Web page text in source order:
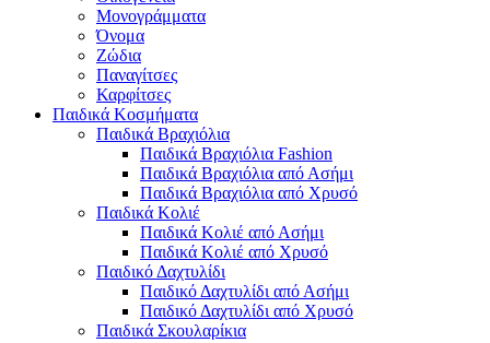
Μονογράμματα
Όνομα
Ζώδια
Παναγίτσες
Καρφίτσες
Παιδικά Κοσμήματα
Παιδικά Βραχιόλια
Παιδικά Βραχιόλια Fashion
Παιδικά Βραχιόλια από Ασήμι
Παιδικά Βραχιόλια από Χρυσό
Παιδικά Κολιέ
Παιδικά Κολιέ από Ασήμι
Παιδικά Κολιέ από Χρυσό
Παιδικό Δαχτυλίδι
Παιδικό Δαχτυλίδι από Ασήμι
Παιδικό Δαχτυλίδι από Χρυσό
Παιδικά Σκουλαρίκια